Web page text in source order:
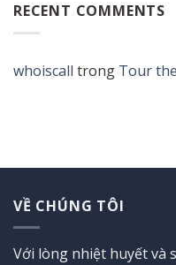
RECENT COMMENTS
whoiscall trong Tour
VỀ CHÚNG TÔI
Với lòng nhiệt huyết và